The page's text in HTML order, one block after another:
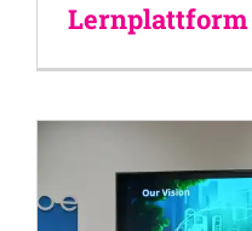
Lernplattform